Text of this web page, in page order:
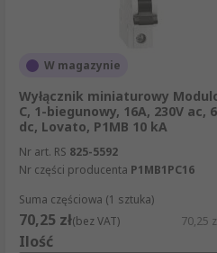
W magazynie
Wyłącznik miniaturowy
C, 1-biegunowy, 16A, 230V ac,
dc, Lovato, P1MB 10 kA
Nr art. RS 825-5592
Nr części producenta P1MB1PC16
Suma częściowa (1 sztuka)
70,25 zł(bez VAT) 70,25
Ilość